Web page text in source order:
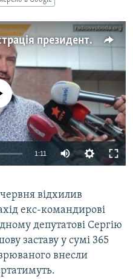
«Всім заправляє адміністрація президента» – Сергій Мельничук під Апеляційним судом Києва
available
1:11
відхилив
екс-командирові
депутатові Сергію
заставу у сумі 365
внесли